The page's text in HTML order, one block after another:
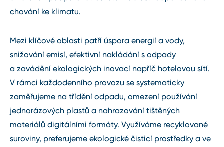
chování ke klimatu.
Mezi klíčové oblasti patří úspora energií a vody,
snižování emisí, efektivní nakládání s odpady
a zavádění ekologických inovací napříč hotelovou sítí.
V rámci každodenního provozu se systematicky
zaměřujeme na třídění odpadu, omezení používání
jednorázových plastů a nahrazování tištěných
materiálů digitálními formáty. Využíváme recyklované
suroviny, preferujeme ekologické čisticí prostředky a ve